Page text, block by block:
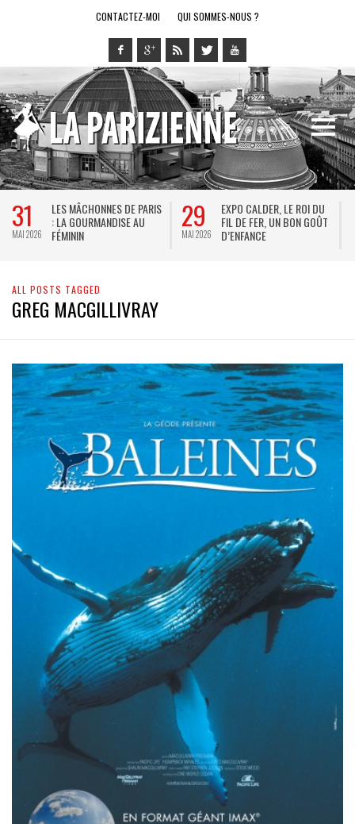
CONTACTEZ-MOI QUI SOMMES-NOUS ?
31
MAI 2026
LES MÂCHONNES DE PARIS
: LA GOURMANDISE AU
FÉMININ
29
MAI 2026
EXPO CALDER, LE ROI DU
FIL DE FER, UN BON GOÛT
D’ENFANCE
ALL POSTS TAGGED
GREG MACGILLIVRAY